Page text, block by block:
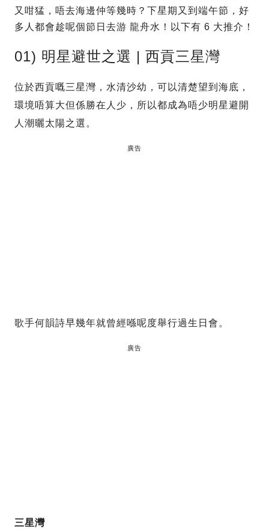
又咁猛，唔去海邊仲等幾時？下星期又到端午節，好
多人都會趁呢個節日去游 龍舟水！以下有 6 大推介！
01) 明星避世之選 | 西貢三星灣
位於西貢嘅三星灣，水清沙幼，可以清楚望到海底，
環境唔算大但係勝在人少，所以都成為唔少明星避開
人潮曬太陽之選。
廣告
歌手何韻詩早幾年就曾經喺呢度舉行過生日會。
廣告
三星灣